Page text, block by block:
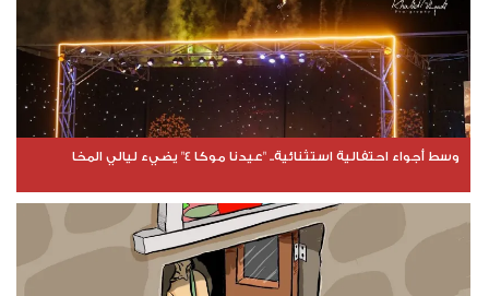
وسط أجواء احتفالية استثنائية.. "عيدنا موكا 4" يضيء ليالي المخا